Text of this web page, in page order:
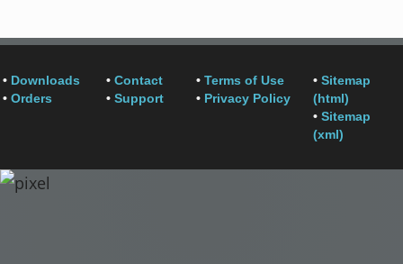
• Downloads
• Orders
• Contact
• Support
• Terms of Use
• Privacy Policy
• Sitemap
(html)
• Sitemap
(xml)